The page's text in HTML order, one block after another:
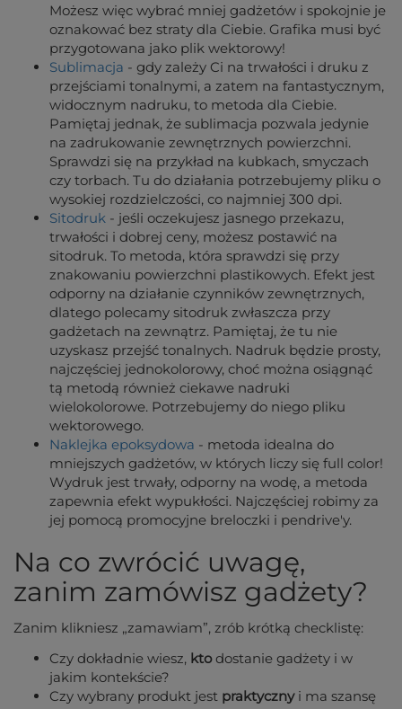
Możesz więc wybrać mniej gadżetów i spokojnie je
oznakować bez straty dla Ciebie. Grafika musi być
przygotowana jako plik wektorowy!
Sublimacja - gdy zależy Ci na trwałości i druku z
przejściami tonalnymi, a zatem na fantastycznym,
widocznym nadruku, to metoda dla Ciebie.
Pamiętaj jednak, że sublimacja pozwala jedynie
na zadrukowanie zewnętrznych powierzchni.
Sprawdzi się na przykład na kubkach, smyczach
czy torbach. Tu do działania potrzebujemy pliku o
wysokiej rozdzielczości, co najmniej 300 dpi.
Sitodruk - jeśli oczekujesz jasnego przekazu,
trwałości i dobrej ceny, możesz postawić na
sitodruk. To metoda, która sprawdzi się przy
znakowaniu powierzchni plastikowych. Efekt jest
odporny na działanie czynników zewnętrznych,
dlatego polecamy sitodruk zwłaszcza przy
gadżetach na zewnątrz. Pamiętaj, że tu nie
uzyskasz przejść tonalnych. Nadruk będzie prosty,
najczęściej jednokolorowy, choć można osiągnąć
tą metodą również ciekawe nadruki
wielokolorowe. Potrzebujemy do niego pliku
wektorowego.
Naklejka epoksydowa - metoda idealna do
mniejszych gadżetów, w których liczy się full color!
Wydruk jest trwały, odporny na wodę, a metoda
zapewnia efekt wypukłości. Najczęściej robimy za
jej pomocą promocyjne breloczki i pendrive'y.
Na co zwrócić uwagę,
zanim zamówisz gadżety?
Zanim klikniesz „zamawiam”, zrób krótką checklistę:
Czy dokładnie wiesz, ktodostanie gadżety i w
jakim kontekście?
Czy wybrany produkt jest praktycznyi ma szansę